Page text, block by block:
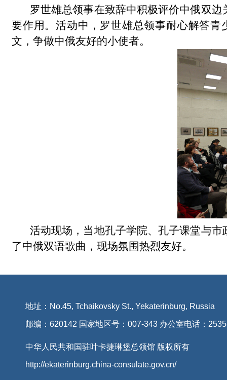
罗世雄总领事在致辞中积极评价中俄双边
要作用。活动中，罗世雄总领事耐心解答
文，争做中俄友好的小使者。
活动现场，当地孔子学院、孔子课堂与
了中俄双语歌曲，现场氛围热烈友好。
地址：No.45, Tchaikovsky St., Yekaterinburg, Russia
邮编：620142 国家地区号：007-343 办公室电话：
中华人民共和国驻叶卡捷琳堡总领馆 版权所有
http://ekaterinburg.china-consulate.gov.cn/